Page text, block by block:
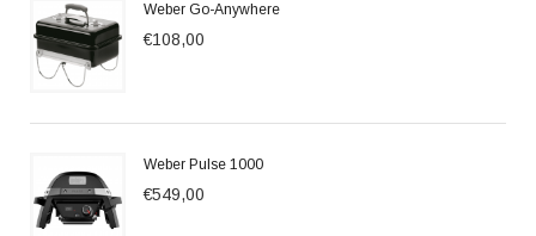
Weber Go-Anywhere
€108,00
Weber Pulse 1000
€549,00